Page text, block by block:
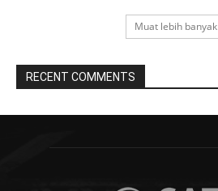
Muat lebih banyak
RECENT COMMENTS